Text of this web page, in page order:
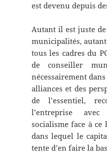
est devenu depuis
Autant il est juste
municipalités,
tous les cadres du
de conseiller
nécessairement
alliances et des
de l’essentiel,
l’entreprise
socialisme face à
dans lequel le
tente d’en faire la